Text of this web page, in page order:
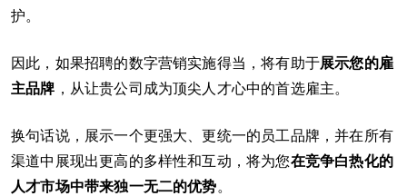
护。
因此，如果招聘的数字营销实施得当，将有助于展示您的雇
主品牌 ，从让贵公司成为顶尖人才心中的首选雇主。
换句话说，展示一个更强大、更统一的员工品牌，并在所有
渠道中展现出更高的多样性和互动，将为您在竞争白热化的
人才市场中带来独一无二的优势。